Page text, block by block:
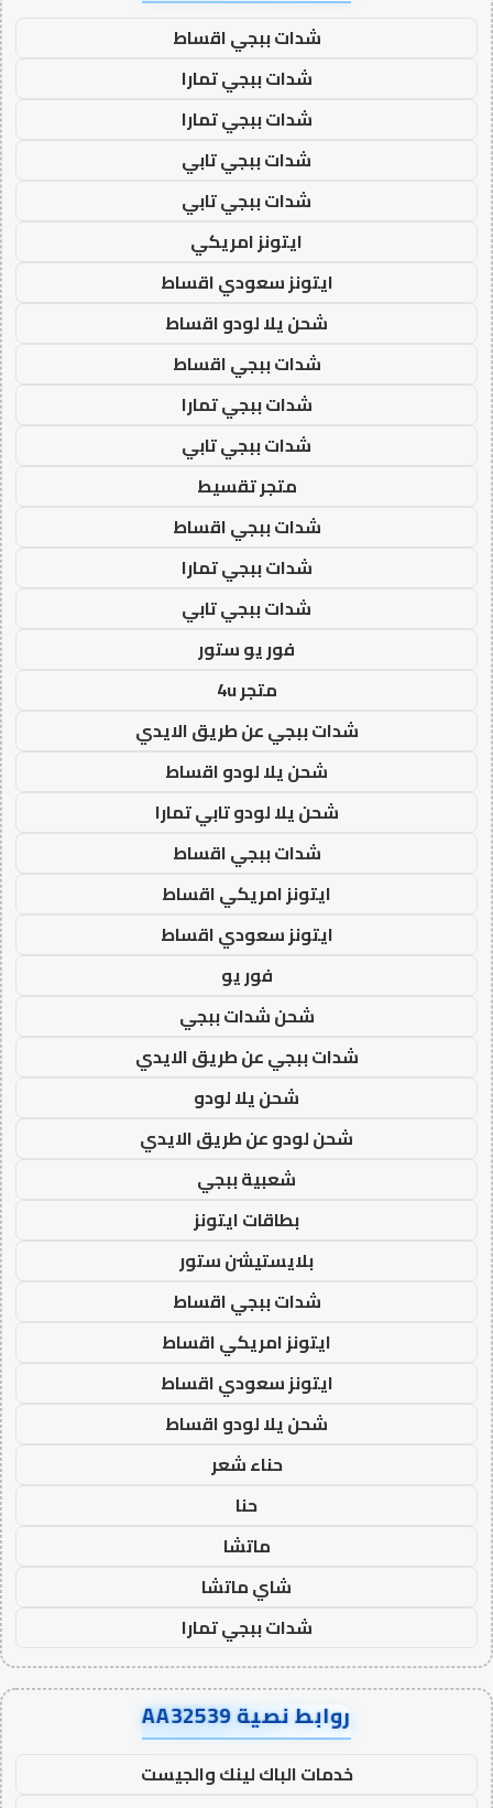
شدات ببجي اقساط
شدات ببجي تمارا
شدات ببجي تمارا
شدات ببجي تابي
شدات ببجي تابي
ايتونز امريكي
ايتونز سعودي اقساط
شحن يلا لودو اقساط
شدات ببجي اقساط
شدات ببجي تمارا
شدات ببجي تابي
متجر تقسيط
شدات ببجي اقساط
شدات ببجي تمارا
شدات ببجي تابي
فور يو ستور
متجر 4u
شدات ببجي عن طريق الايدي
شحن يلا لودو اقساط
شحن يلا لودو تابي تمارا
شدات ببجي اقساط
ايتونز امريكي اقساط
ايتونز سعودي اقساط
فور يو
شحن شدات ببجي
شدات ببجي عن طريق الايدي
شحن يلا لودو
شحن لودو عن طريق الايدي
شعبية ببجي
بطاقات ايتونز
بلايستيشن ستور
شدات ببجي اقساط
ايتونز امريكي اقساط
ايتونز سعودي اقساط
شحن يلا لودو اقساط
حناء شعر
حنا
ماتشا
شاي ماتشا
شدات ببجي تمارا
روابط نصية AA32539
خدمات الباك لينك والجيست